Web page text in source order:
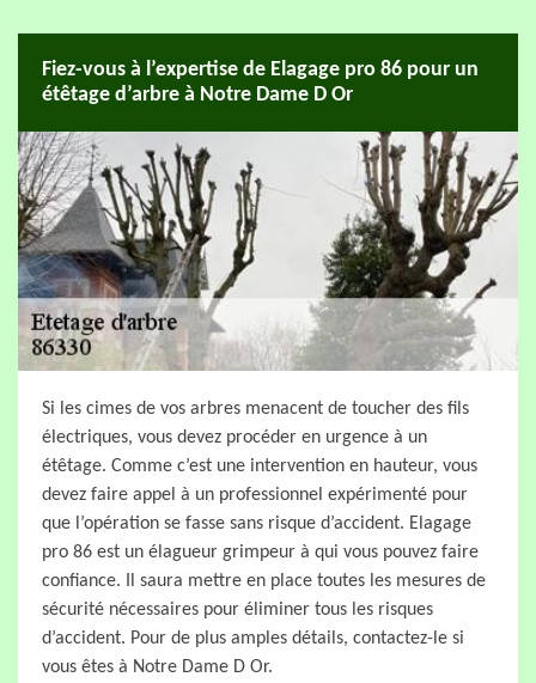
Fiez-vous à l’expertise de Elagage pro 86 pour un
étêtage d’arbre à Notre Dame D Or
Si les cimes de vos arbres menacent de toucher des fils
électriques, vous devez procéder en urgence à un
étêtage. Comme c’est une intervention en hauteur, vous
devez faire appel à un professionnel expérimenté pour
que l’opération se fasse sans risque d’accident. Elagage
pro 86 est un élagueur grimpeur à qui vous pouvez faire
confiance. Il saura mettre en place toutes les mesures de
sécurité nécessaires pour éliminer tous les risques
d’accident. Pour de plus amples détails, contactez-le si
vous êtes à Notre Dame D Or.